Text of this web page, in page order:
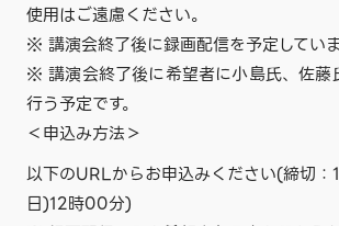
使用はご遠慮ください。
※ 講演会終了後に録画配信を予定していま
※ 講演会終了後に希望者に小島氏、佐藤
行う予定です。
＜申込み方法＞
以下のURLからお申込みください(締切
日)12時00分)